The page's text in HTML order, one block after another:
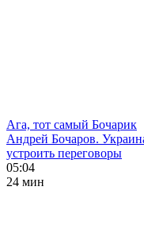
Ага, тот самый Бочарик
Андрей Бочаров.
устроить переговоры
05:04
24 мин